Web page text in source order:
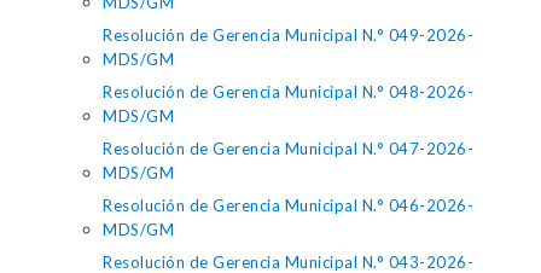
Resolución de Gerencia Municipal N.° 049-2026-
MDS/GM
Resolución de Gerencia Municipal N.° 048-2026-
MDS/GM
Resolución de Gerencia Municipal N.° 047-2026-
MDS/GM
Resolución de Gerencia Municipal N.° 046-2026-
MDS/GM
Resolución de Gerencia Municipal N.° 043-2026-